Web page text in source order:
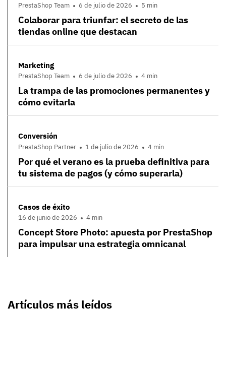
PrestaShop Team 6 de julio de 2026 5 min
Colaborar para triunfar: el secreto de las
tiendas online que destacan
Marketing
PrestaShop Team 6 de julio de 2026 4 min
La trampa de las promociones permanentes y
cómo evitarla
Conversión
PrestaShop Partner 1 de julio de 2026 4 min
Por qué el verano es la prueba definitiva para
tu sistema de pagos (y cómo superarla)
Casos de éxito
16 de junio de 2026 4 min
Concept Store Photo: apuesta por PrestaShop
para impulsar una estrategia omnicanal
Artículos más leídos